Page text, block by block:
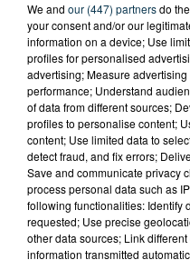
Tarif
Samedi 20 avril à partir
à toucher organisé par
Parc des Sports à
We and our (447) partnersdo
your consent and/or our
information on a device; Use
profiles for personalised
advertising; Measure
performance; Understand
of data from different sources;
profiles to personalise content;
content; Use limited data to
detect fraud, and fix errors;
Save and communicate privacy
process personal data such as
following functionalities: Identify
requested; Use precise
other data sources; Link
information transmitted